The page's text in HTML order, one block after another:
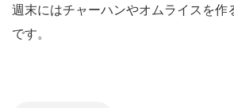
週末にはチャーハンやオムライスを作
です。